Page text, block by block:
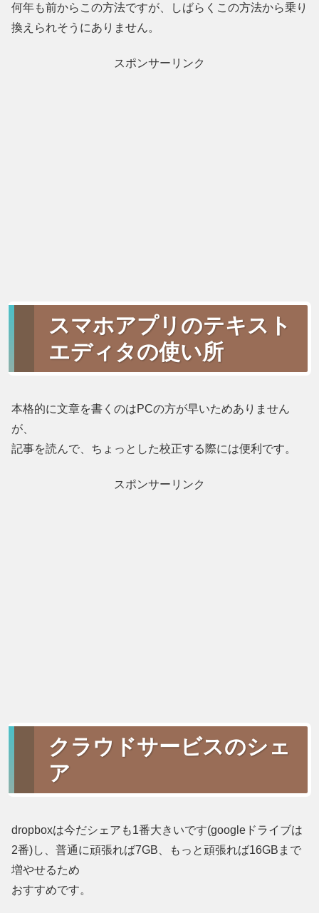
何年も前からこの方法ですが、しばらくこの方法から乗り
換えられそうにありません。
スポンサーリンク
スマホアプリのテキスト
エディタの使い所
本格的に文章を書くのはPCの方が早いためありません
が、
記事を読んで、ちょっとした校正する際には便利です。
スポンサーリンク
クラウドサービスのシェ
ア
dropboxは今だシェアも1番大きいです(googleドライブは
2番)し、普通に頑張れば7GB、もっと頑張れば16GBまで
増やせるため
おすすめです。